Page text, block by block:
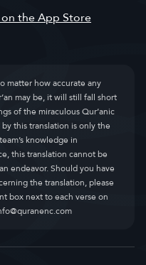
matter how accurate any
may be, it will still fall short
of the miraculous Qur’anic
this translation is only the
knowledge in
this translation cannot be
endeavor. Should you have
the translation, please
box next to each verse on